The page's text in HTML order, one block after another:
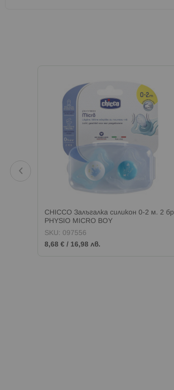
CHICCO Залъгалка силикон 0-2 м. 2 бр
PHYSIO MICRO BOY
SKU: 097556
8,68 € / 16,98 лв.